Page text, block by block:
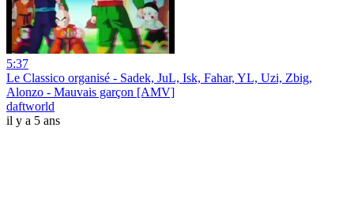
5:37
Le Classico organisé - Sadek, JuL, Isk, Fahar, YL, Uzi, Zbig,
Alonzo - Mauvais garçon [AMV]
daftworld
il y a 5 ans